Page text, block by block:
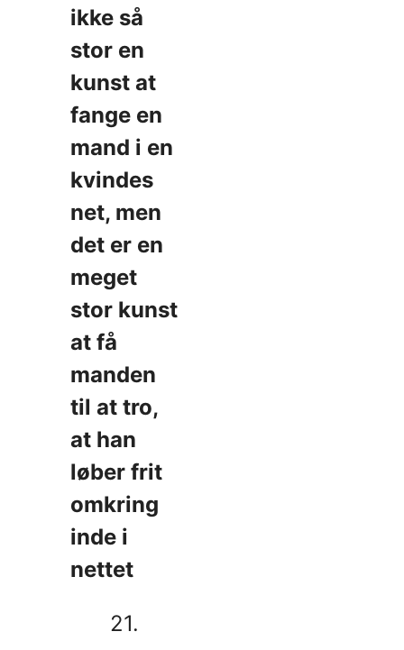
ikke så
stor en
kunst at
fange en
mand i en
kvindes
net, men
det er en
meget
stor kunst
at få
manden
til at tro,
at han
løber frit
omkring
inde i
nettet
21.